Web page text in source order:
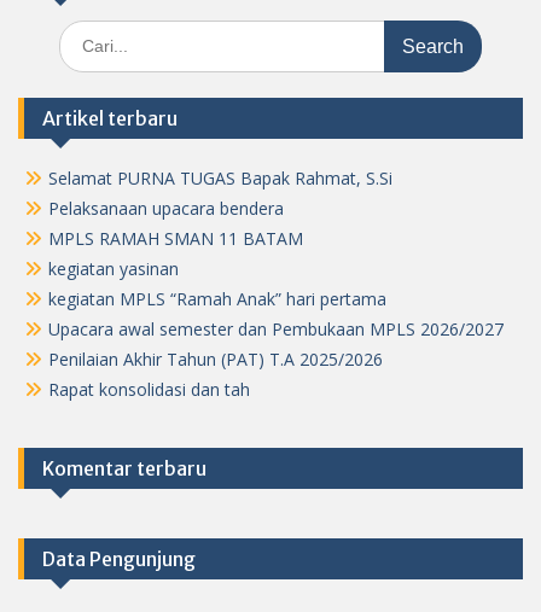
Search
for:
Artikel terbaru
Selamat PURNA TUGAS Bapak Rahmat, S.Si
Pelaksanaan upacara bendera
MPLS RAMAH SMAN 11 BATAM
kegiatan yasinan
kegiatan MPLS “Ramah Anak” hari pertama
Upacara awal semester dan Pembukaan MPLS 2026/2027
Penilaian Akhir Tahun (PAT) T.A 2025/2026
Rapat konsolidasi dan tah
Komentar terbaru
Data Pengunjung